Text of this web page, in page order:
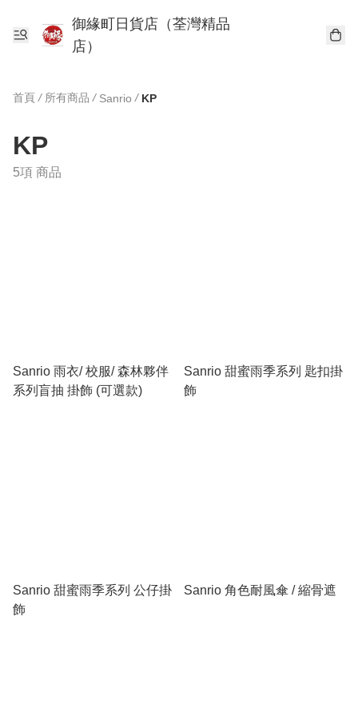
御緣町日貨店（荃灣精品
店）
首頁 / 所有商品 / Sanrio / KP
KP
5項 商品
Sanrio 雨衣/ 校服/ 森林夥伴
系列盲抽 掛飾 (可選款)
Sanrio 甜蜜雨季系列 匙扣掛
飾
Sanrio 甜蜜雨季系列 公仔掛
飾
Sanrio 角色耐風傘 / 縮骨遮